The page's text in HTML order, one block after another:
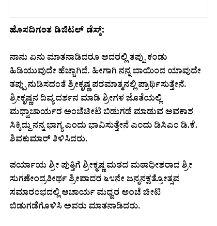
ಹೊಸದಿಗಂತ ಡಿಜಿಟಲ್ ಡೆಸ್ಕ್:
ನಾನು ಏನು ಮಾತನಾಡಿದರೂ ಅದರಲ್ಲಿ ತಪ್ಪು ಕಂಡು
ಹಿಡಿಯುವುದೇ ಹೆಚ್ಚಾಗಿದೆ. ಹೀಗಾಗಿ ನನ್ನ ಬಾಯಿಂದ ಯಾವುದೇ
ತಪ್ಪು ನುಡಿಸದಂತೆ ಶ್ರೀಕೃಷ್ಣ ಪರಮಾತ್ಮನಲ್ಲಿ ಪ್ರಾರ್ಥಿಸುತ್ತೇನೆ.
ಶ್ರೀಕೃಷ್ಣನ ದಿವ್ಯ ದರ್ಶನ ಮಾಡಿ ಶ್ರೀಗಳ ಜೊತೆಯಲ್ಲಿ
ಮಧ್ವಾಚಾರ್ಯರ ಅಂಚೆಚೀಟಿ ಬಿಡುಗಡೆ ಮಾಡುವ ಅವಕಾಶ
ಸಿಕ್ಕಿದ್ದು ನನ್ನ ಭಾಗ್ಯ ಎಂದು ಭಾವಿಸುತ್ತೇನೆ ಎಂದು ಡಿಸಿಎಂ ಡಿ.ಕೆ.
ಶಿವಕುಮಾರ್ ತಿಳಿಸಿದರು.
ಪರ್ಯಾಯ ಶ್ರೀ ಪುತ್ತಿಗೆ ಶ್ರೀಕೃಷ್ಣ ಮಠದ ಮಠಾಧೀಶರಾದ ಶ್ರೀ
ಸುಗಣೇಂದ್ರತೀರ್ಥ ಶ್ರೀಪಾದರ ೬೪ನೇ ಜನ್ಮನಕ್ಷತ್ರೋತ್ಸವ
ಸಮಾರಂಭದಲ್ಲಿ ಆಚಾರ್ಯ ಮಧ್ವರ ಅಂಚೆ ಚೀಟಿ
ಬಿಡುಗಡೆಗೊಳಿಸಿ ಅವರು ಮಾತನಾಡಿದರು.